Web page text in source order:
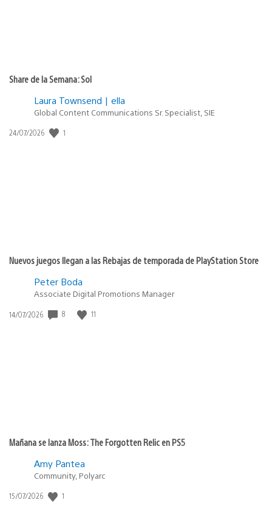
Share de la Semana: Sol
Laura Townsend | ella
Global Content Communications Sr. Specialist, SIE
Fecha
24/07/2026 1
Nuevos juegos llegan a las Rebajas de temporada de PlayStation Store
Peter Boda
Associate Digital Promotions Manager
Fecha
14/07/2026 8 11
Mañana se lanza Moss: The Forgotten Relic en PS5
Amy Pantea
Community, Polyarc
Fecha
15/07/2026 1